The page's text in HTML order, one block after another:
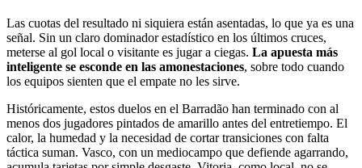
Las cuotas del resultado ni siquiera están asentadas, lo que ya es una
señal. Sin un claro dominador estadístico en los últimos cruces,
meterse al gol local o visitante es jugar a ciegas. La apuesta más
inteligente se esconde en las amonestaciones, sobre todo cuando
los equipos sienten que el empate no les sirve.
Históricamente, estos duelos en el Barradão han terminado con al
menos dos jugadores pintados de amarillo antes del entretiempo. El
calor, la humedad y la necesidad de cortar transiciones con falta
táctica suman. Vasco, con un mediocampo que defiende agarrando,